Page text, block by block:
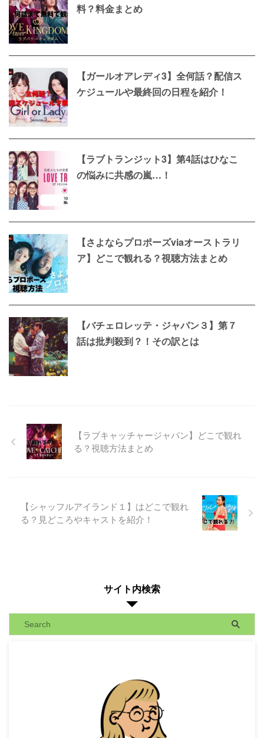
料？料金まとめ
【ガールオアレディ3】全何話？配信ス
ケジュールや最終回の日程を紹介！
【ラブトランジット3】第4話はひなこ
の悩みに共感の嵐…！
【さよならプロポーズviaオーストラリ
ア】どこで観れる？視聴方法まとめ
【バチェロレッテ・ジャパン３】第７
話は批判殺到？！その訳とは
【ラブキャッチャージャパン】どこで観れ
る？視聴方法まとめ
【シャッフルアイランド１】はどこで観れ
る？見どころやキャストを紹介！
サイト内検索